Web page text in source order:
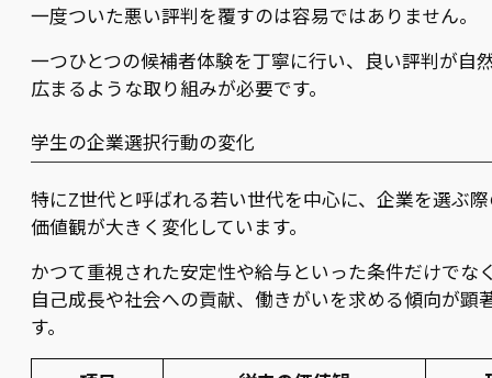
一度ついた悪い評判を覆すのは容易ではありません。
一つひとつの候補者体験を丁寧に行い、良い評判が自
広まるような取り組みが必要です。
学生の企業選択行動の変化
特にZ世代と呼ばれる若い世代を中心に、企業を選ぶ
価値観が大きく変化しています。
かつて重視された安定性や給与といった条件だけでな
自己成長や社会への貢献、働きがいを求める傾向が顕
す。